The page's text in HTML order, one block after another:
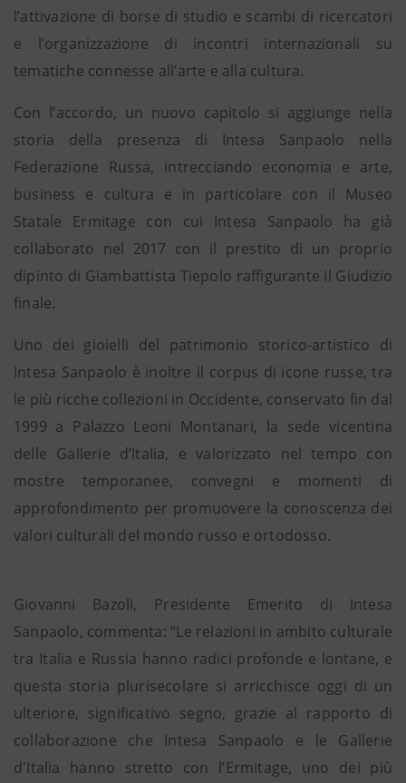
l’attivazione di borse di studio e scambi di ricercatori
e l’organizzazione di incontri internazionali su
tematiche connesse all’arte e alla cultura.
Con l’accordo, un nuovo capitolo si aggiunge nella
storia della presenza di Intesa Sanpaolo nella
Federazione Russa, intrecciando economia e arte,
business e cultura e in particolare con il Museo
Statale Ermitage con cui Intesa Sanpaolo ha già
collaborato nel 2017 con il prestito di un proprio
dipinto di Giambattista Tiepolo raffigurante il Giudizio
finale.
Uno dei gioielli del patrimonio storico-artistico di
Intesa Sanpaolo è inoltre il corpus di icone russe, tra
le più ricche collezioni in Occidente, conservato fin dal
1999 a Palazzo Leoni Montanari, la sede vicentina
delle Gallerie d’Italia, e valorizzato nel tempo con
mostre temporanee, convegni e momenti di
approfondimento per promuovere la conoscenza dei
valori culturali del mondo russo e ortodosso.
Giovanni Bazoli, Presidente Emerito di Intesa
Sanpaolo, commenta: “Le relazioni in ambito culturale
tra Italia e Russia hanno radici profonde e lontane, e
questa storia plurisecolare si arricchisce oggi di un
ulteriore, significativo segno, grazie al rapporto di
collaborazione che Intesa Sanpaolo e le Gallerie
d'Italia hanno stretto con l’Ermitage, uno dei più